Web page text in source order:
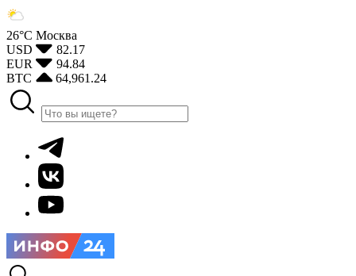
26°С Москва
USD
82.17
EUR
94.84
BTC
64,961.24